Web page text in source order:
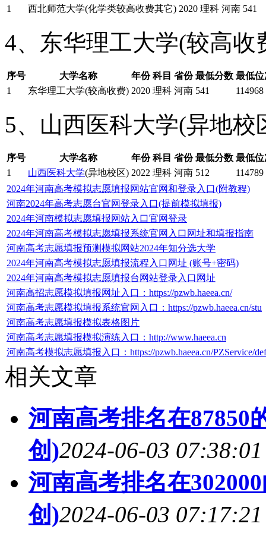
1 西北师范大学(化学类较高收费其它) 2020 理科 河南 541
4、东华理工大学(较高收
序号 大学名称 年份 科目 省份 最低分数 最低位
1
东华理工大学(较高收费) 2020 理科 河南 541 114968
5、山西医科大学(异地校
序号 大学名称 年份 科目 省份 最低分数 最低位
1
山西医科大学(异地校区) 2022 理科 河南 512
114789
2024年河南高考模拟志愿填报网站官网和登录入口(附教程)
河南2024年高考志愿台官网登录入口(提前模拟填报)
2024年河南模拟志愿填报网站入口官网登录
2024年河南高考模拟志愿填报系统官网入口网址和填报指南
河南高考志愿填报预测模拟网站2024年知分选大学
2024年河南高考模拟志愿填报流程入口网址 (账号+密码)
2024年河南高考模拟志愿填报台网站登录入口网址
河南高招志愿模拟填报网址入口：https://pzwb.haeea.cn/
河南高考志愿模拟填报系统官网入口：https://pzwb.haeea.cn/stu
河南高考志愿填报模拟表格图片
河南高考志愿填报模拟演练入口：http://www.haeea.cn
河南高考模拟志愿填报入口：https://pzwb.haeea.cn/PZService/
相关文章
河南高考排名在87850
创)2024-06-03 07:38:01
河南高考排名在
创)2024-06-03 07:17:21